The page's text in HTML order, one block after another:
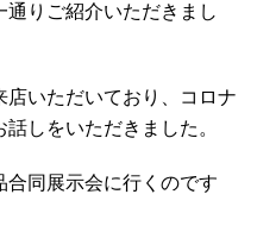
通りご紹介いただきまし
いただいており、コロナ
しをいただきました。
合同展示会に行くのです